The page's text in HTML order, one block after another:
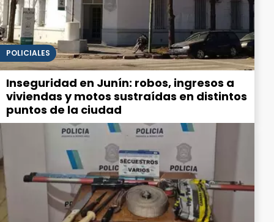
POLICIALES
Inseguridad en Junín: robos, ingresos a
viviendas y motos sustraídas en distintos
puntos de la ciudad